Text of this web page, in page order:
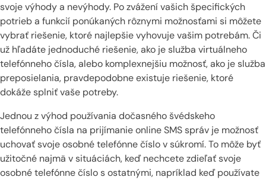
svoje výhody a nevýhody. Po zvážení vašich špecifických
potrieb a funkcií ponúkaných rôznymi možnosťami si môžete
vybrať riešenie, ktoré najlepšie vyhovuje vašim potrebám. Či
už hľadáte jednoduché riešenie, ako je služba virtuálneho
telefónneho čísla, alebo komplexnejšiu možnosť, ako je služba
preposielania, pravdepodobne existuje riešenie, ktoré
dokáže splniť vaše potreby.
Jednou z výhod používania dočasného švédskeho
telefónneho čísla na prijímanie online SMS správ je možnosť
uchovať svoje osobné telefónne číslo v súkromí. To môže byť
užitočné najmä v situáciách, keď nechcete zdieľať svoje
osobné telefónne číslo s ostatnými, napríklad keď používate